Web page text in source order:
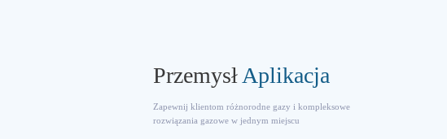
Przemysł Aplikacja
Zapewnij klientom różnorodne gazy i kompleksowe
rozwiązania gazowe w jednym miejscu